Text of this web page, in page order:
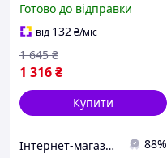
відпочинку з
повітропроникних
матеріалів
Готово до відправки
від 132₴/міс
1 316₴
1 645 ₴
Купити
Інтернет-магазин Min Price 88%